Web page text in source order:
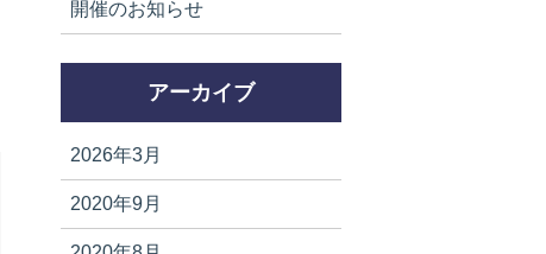
開催のお知らせ
アーカイブ
2026年3月
2020年9月